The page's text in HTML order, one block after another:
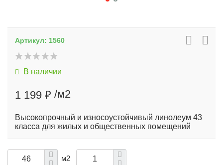
Артикул: 1560
В наличии
1 199 ₽ /м2
Высокопрочный и износоустойчивый линолеум 43
класса для жилых и общественных помещений
м2